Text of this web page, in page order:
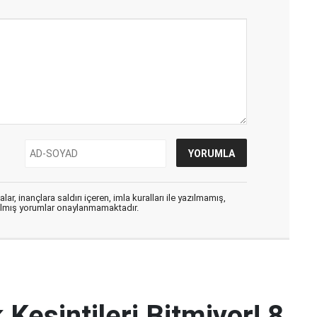
inançlara saldırı içeren, imla kuralları ile yazılmamış,
yorumlar onaylanmamaktadır.